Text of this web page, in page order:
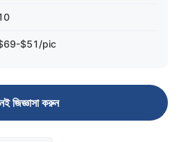
$51/pic
জিজ্ঞাসা করুন